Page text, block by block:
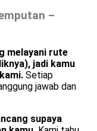
–
melayani rute
jadi kamu
Setiap
jawab dan
supaya